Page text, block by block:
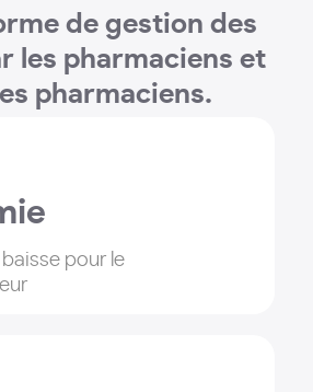
de gestion des
les pharmaciens et
pharmaciens.
baisse pour le